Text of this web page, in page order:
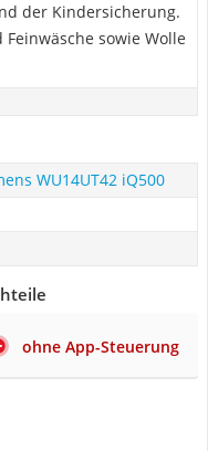
der Kindersicherung.
sowie Wolle
WU14UT42 iQ500
ohne App-Steuerung